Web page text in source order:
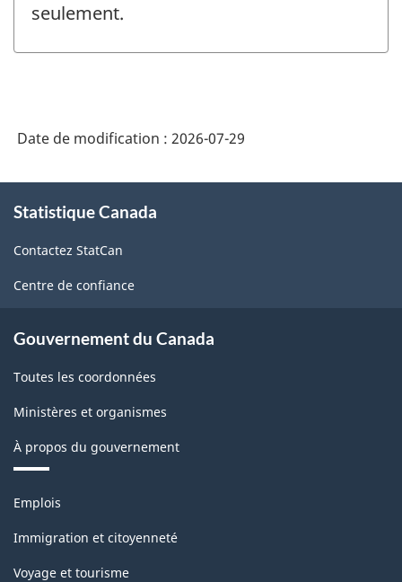
seulement.
Date de modification : 2026-07-29
propos
ce
site
Statistique Canada
Contactez StatCan
Centre de confiance
Gouvernement du Canada
Toutes les coordonnées
Ministères et organismes
À propos du gouvernement
Thèmes
sujets
Emplois
Immigration et citoyenneté
Voyage et tourisme